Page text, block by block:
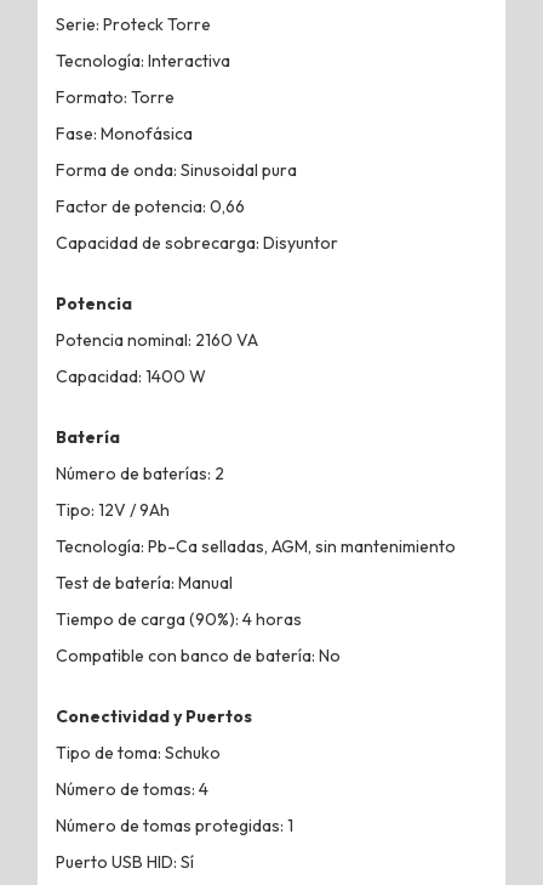
Serie: Proteck Torre
Tecnología: Interactiva
Formato: Torre
Fase: Monofásica
Forma de onda: Sinusoidal pura
Factor de potencia: 0,66
Capacidad de sobrecarga: Disyuntor
Potencia
Potencia nominal: 2160 VA
Capacidad: 1400 W
Batería
Número de baterías: 2
Tipo: 12V / 9Ah
Tecnología: Pb-Ca selladas, AGM, sin mantenimiento
Test de batería: Manual
Tiempo de carga (90%): 4 horas
Compatible con banco de batería: No
Conectividad y Puertos
Tipo de toma: Schuko
Número de tomas: 4
Número de tomas protegidas: 1
Puerto USB HID: Sí